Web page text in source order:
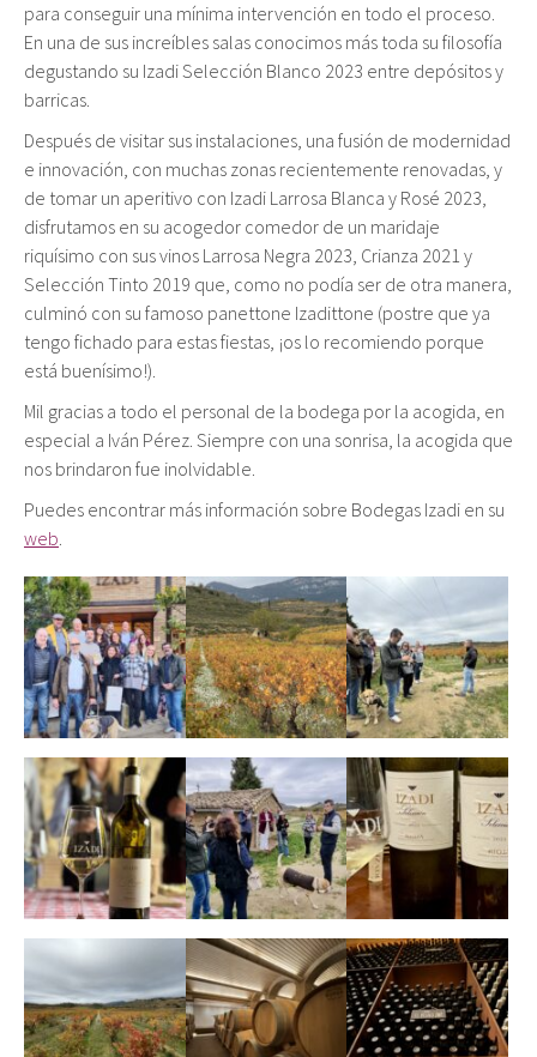
para conseguir una mínima intervención en todo el proceso.
En una de sus increíbles salas conocimos más toda su filosofía
degustando su Izadi Selección Blanco 2023 entre depósitos y
barricas.
Después de visitar sus instalaciones, una fusión de modernidad
e innovación, con muchas zonas recientemente renovadas, y
de tomar un aperitivo con Izadi Larrosa Blanca y Rosé 2023,
disfrutamos en su acogedor comedor de un maridaje
riquísimo con sus vinos Larrosa Negra 2023, Crianza 2021 y
Selección Tinto 2019 que, como no podía ser de otra manera,
culminó con su famoso panettone Izadittone (postre que ya
tengo fichado para estas fiestas, ¡os lo recomiendo porque
está buenísimo!).
Mil gracias a todo el personal de la bodega por la acogida, en
especial a Iván Pérez. Siempre con una sonrisa, la acogida que
nos brindaron fue inolvidable.
Puedes encontrar más información sobre Bodegas Izadi en su
web.